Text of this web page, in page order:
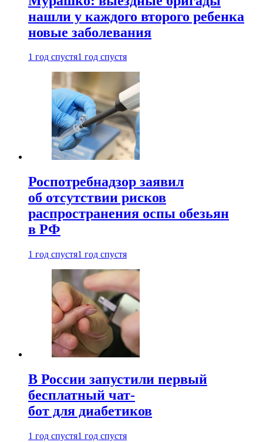
нашли у каждого второго ребенка
новые заболевания
1 год спустя1 год спустя
Роспотребнадзор заявил
об отсутствии рисков
распространения оспы обезьян
в РФ
1 год спустя1 год спустя
В России запустили первый
бесплатный чат-
бот для диабетиков
1 год спустя1 год спустя